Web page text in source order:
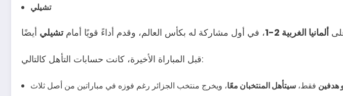
تشيلي
ألمانيا الغربية 2-1 ، في أول مشاركة له بكأس العالم، وقدم أداءً قويًا أمامتشيلي
قبل المباراة الأخيرة، كانت حسابات التأهل كالتالي:
هدفين فقط، سيتأهل المنتخبان معًا